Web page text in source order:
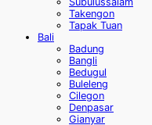
Takengon
Tapak Tuan
Bali
Badung
Bangli
Bedugul
Buleleng
Cilegon
Denpasar
Gianyar